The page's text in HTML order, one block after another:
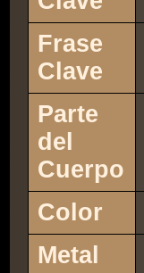
Frase
Clave
Parte
del
Cuerpo
Color
Metal